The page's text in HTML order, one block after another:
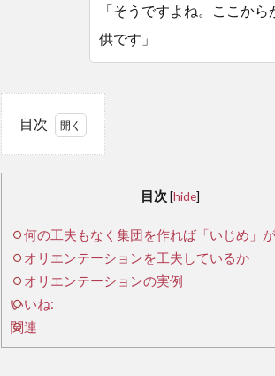
「そうですよね。ここか
供です」
目次
何
なく
集団
を作
れば
「い
目次 [hide]
何の工夫もなく集団を作れば「いじめ」
オリエンテーションを工夫しているか
オリエンテーションの実例
いいね:
関連